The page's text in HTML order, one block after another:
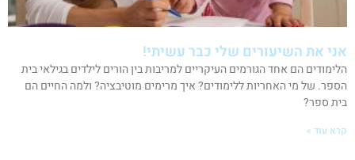
אני את השיעורים שלי כבר עשיתי!
הלימודים הם אחד הגורמים העיקריים למריבות בין הורים לילדים בגילאי בית
הספר. של מי האחריות ללימודים? איך מרימים מוטיבציה? ולמה החיים הם
בית ספר?
קרא עוד »